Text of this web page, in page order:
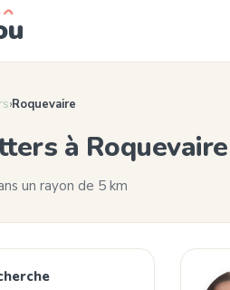
u
›Roquevaire
à Roquevaire
un rayon de 5 km